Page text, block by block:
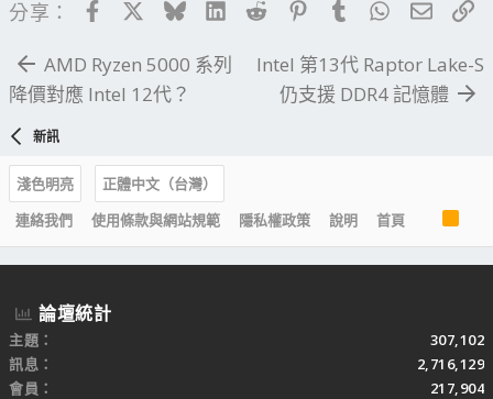
分享： FacebookBlueskyLinkedIn
Reddit PinterestTumblrWhatsApp
電子
AMD Ryzen 5000 系列
降價對應 Intel 12代？
Intel 第13代 Raptor Lake-S
仍支援 DDR4 記憶體
新訊
淺色明亮
正體中文（台灣）
連絡我們
使用條款與網站規範 隱私權政策 說明 首頁
R
S
S
論壇統計
主題
307,102
訊息
2,716,129
會員
217,904